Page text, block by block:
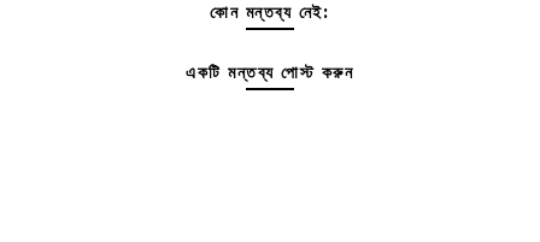
কোন মন্তব্য নেই:
একটি মন্তব্য পোস্ট করুন